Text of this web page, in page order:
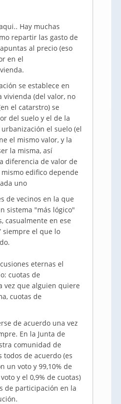
Hay muchas
repartir las gasto de
al precio (eso
en el
se establece en
(del valor, no
el catarstro) se
del suelo y el de la
el suelo (el
el mismo valor, y la
la misma, así
diferencia de valor de
edifico depende
uno
de vecinos en la que
sistema "más lógico"
casualmente en ese
siempre el que lo
eternas el
cuotas de
vez que alguien quiere
cuotas de
de acuerdo una vez
En la Junta de
comunidad de
todos de acuerdo (es
un voto y 99,10% de
y el 0,9% de cuotas)
de participación en la